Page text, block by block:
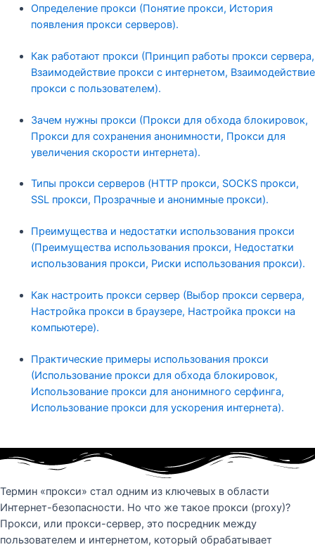
Определение прокси (Понятие прокси, История
появления прокси серверов).
Как работают прокси (Принцип работы прокси сервера,
Взаимодействие прокси с интернетом, Взаимодействие
прокси с пользователем).
Зачем нужны прокси (Прокси для обхода блокировок,
Прокси для сохранения анонимности, Прокси для
увеличения скорости интернета).
Типы прокси серверов (HTTP прокси, SOCKS прокси,
SSL прокси, Прозрачные и анонимные прокси).
Преимущества и недостатки использования прокси
(Преимущества использования прокси, Недостатки
использования прокси, Риски использования прокси).
Как настроить прокси сервер (Выбор прокси сервера,
Настройка прокси в браузере, Настройка прокси на
компьютере).
Практические примеры использования прокси
(Использование прокси для обхода блокировок,
Использование прокси для анонимного серфинга,
Использование прокси для ускорения интернета).
Термин «прокси» стал одним из ключевых в области
Интернет-безопасности. Но что же такое прокси (proxy)?
Прокси, или прокси-сервер, это посредник между
пользователем и интернетом, который обрабатывает